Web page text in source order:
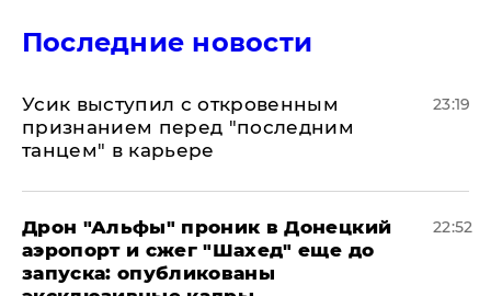
Последние новости
Усик выступил с откровенным
признанием перед "последним
танцем" в карьере
23:19
Дрон "Альфы" проник в Донецкий
аэропорт и сжег "Шахед" еще до
запуска: опубликованы
22:52